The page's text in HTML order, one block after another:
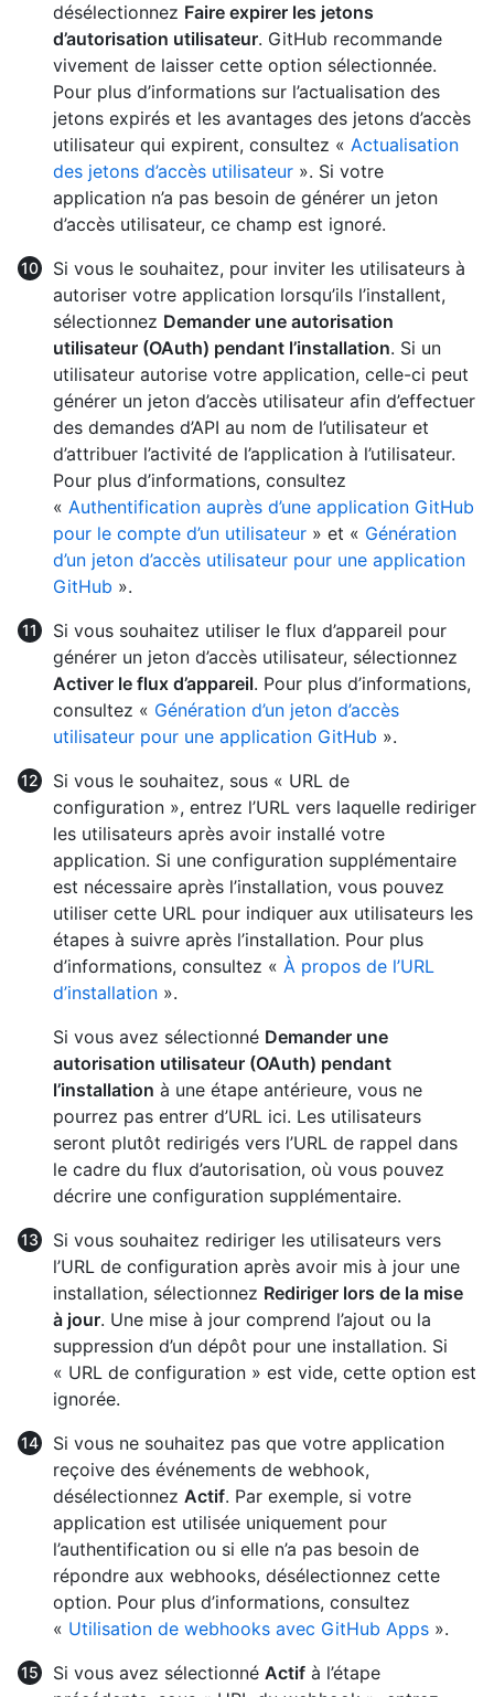
désélectionnez Faire expirer les jetons
d’autorisation utilisateur. GitHub recommande
vivement de laisser cette option sélectionnée.
Pour plus d’informations sur l’actualisation des
jetons expirés et les avantages des jetons d’accès
utilisateur qui expirent, consultez « Actualisation
des jetons d’accès utilisateur ». Si votre
application n’a pas besoin de générer un jeton
d’accès utilisateur, ce champ est ignoré.
Si vous le souhaitez, pour inviter les utilisateurs à
autoriser votre application lorsqu’ils l’installent,
sélectionnez Demander une autorisation
utilisateur (OAuth) pendant l’installation. Si un
utilisateur autorise votre application, celle-ci peut
générer un jeton d’accès utilisateur afin d’effectuer
des demandes d’API au nom de l’utilisateur et
d’attribuer l’activité de l’application à l’utilisateur.
Pour plus d’informations, consultez
« Authentification auprès d’une application GitHub
pour le compte d’un utilisateur » et « Génération
d’un jeton d’accès utilisateur pour une application
GitHub ».
Si vous souhaitez utiliser le flux d’appareil pour
générer un jeton d’accès utilisateur, sélectionnez
Activer le flux d’appareil. Pour plus d’informations,
consultez « Génération d’un jeton d’accès
utilisateur pour une application GitHub ».
Si vous le souhaitez, sous « URL de
configuration », entrez l’URL vers laquelle rediriger
les utilisateurs après avoir installé votre
application. Si une configuration supplémentaire
est nécessaire après l’installation, vous pouvez
utiliser cette URL pour indiquer aux utilisateurs les
étapes à suivre après l’installation. Pour plus
d’informations, consultez « À propos de l’URL
d’installation ».
Si vous avez sélectionné Demander une
autorisation utilisateur (OAuth) pendant
l’installation à une étape antérieure, vous ne
pourrez pas entrer d’URL ici. Les utilisateurs
seront plutôt redirigés vers l’URL de rappel dans
le cadre du flux d’autorisation, où vous pouvez
décrire une configuration supplémentaire.
Si vous souhaitez rediriger les utilisateurs vers
l’URL de configuration après avoir mis à jour une
installation, sélectionnez Rediriger lors de la mise
à jour. Une mise à jour comprend l’ajout ou la
suppression d’un dépôt pour une installation. Si
« URL de configuration » est vide, cette option est
ignorée.
Si vous ne souhaitez pas que votre application
reçoive des événements de webhook,
désélectionnez Actif. Par exemple, si votre
application est utilisée uniquement pour
l’authentification ou si elle n’a pas besoin de
répondre aux webhooks, désélectionnez cette
option. Pour plus d’informations, consultez
« Utilisation de webhooks avec GitHub Apps ».
Si vous avez sélectionné Actif à l’étape